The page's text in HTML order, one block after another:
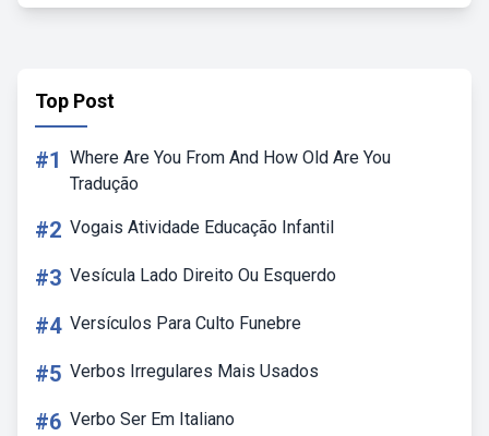
Top Post
#1 Where Are You From And How Old Are You
Tradução
#2 Vogais Atividade Educação Infantil
#3 Vesícula Lado Direito Ou Esquerdo
#4 Versículos Para Culto Funebre
#5 Verbos Irregulares Mais Usados
#6 Verbo Ser Em Italiano